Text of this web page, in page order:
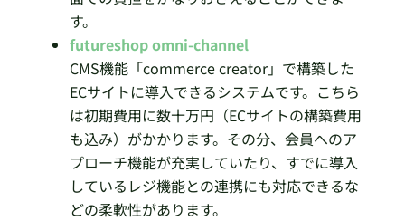
す。
futureshop omni-channel
CMS機能「commerce creator」で構築した
ECサイトに導入できるシステムです。こちら
は初期費用に数十万円（ECサイトの構築費用
も込み）がかかります。その分、会員へのア
プローチ機能が充実していたり、すでに導入
しているレジ機能との連携にも対応できるな
どの柔軟性があります。